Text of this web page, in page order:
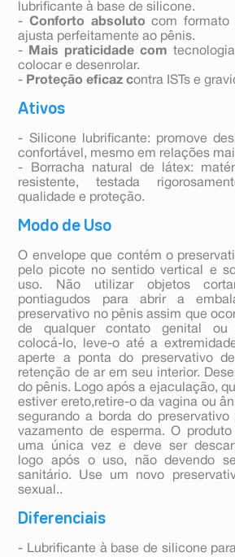
lubrificante à base de silicone.
- Conforto absolutocom formato
ajusta perfeitamente ao pênis.
-
Mais praticidade com
colocar e desenrolar.
- Proteção eficaz contra ISTs e
Ativos
- Silicone lubrificante: promove
confortável, mesmo em relações
- Borracha natural de látex:
resistente, testada
qualidade e proteção.
Modo de Uso
O envelope que contém o
pelo picote no sentido vertical e
uso. Não utilizar objetos
pontiagudos para abrir a
preservativo no pênis assim que
de qualquer contato genital ou
colocá-lo, leve-o até a
aperte a ponta do preservativo
retenção de ar em seu interior.
do pênis. Logo após a ejaculação,
estiver ereto,retire-o da vagina ou
segurando a borda do
vazamento de esperma. O
uma única vez e deve ser
logo após o uso, não devendo
sanitário. Use um novo
sexual..
Diferenciais
- Lubrificante à base de silicone